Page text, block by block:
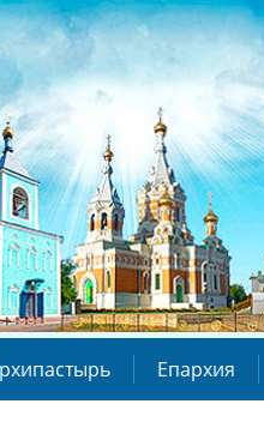
Епархия